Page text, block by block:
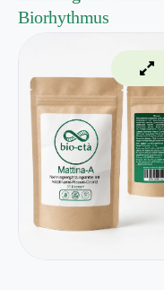
Biorhythmus